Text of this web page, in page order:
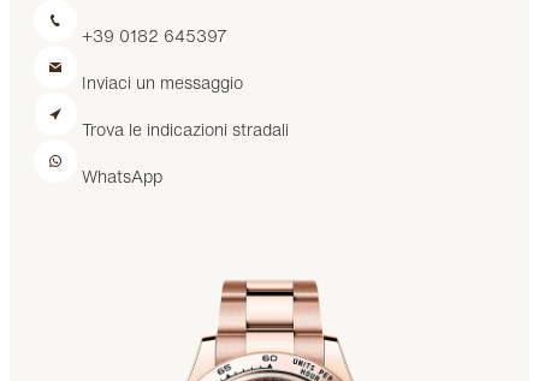
+39 0182 645397
Inviaci un messaggio
Trova le indicazioni stradali
WhatsApp